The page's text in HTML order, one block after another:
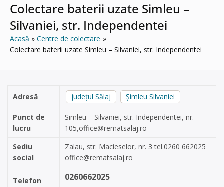
Colectare baterii uzate Simleu –
Silvaniei, str. Independentei
Acasă
Centre de colectare
Colectare baterii uzate Simleu – Silvaniei, str. Independentei
Adresă județul Sălaj Șimleu Silvaniei
Punct de
lucru
Simleu – Silvaniei, str. Independentei, nr.
105,office@rematsalaj.ro
Sediu
social
Zalau, str. Macieselor, nr. 3 tel.0260 662025
office@rematsalaj.ro
Telefon 0260662025